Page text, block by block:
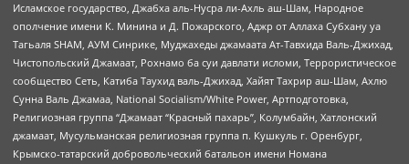
Исламское государство, Джабха аль-Нусра ли-Ахль аш-Шам, Народное
ополчение имени К. Минина и Д. Пожарского, Аджр от Аллаха Субхану уа
Тагьаля SHAM, АУМ Синрике, Муджахеды джамаата Ат-Тавхида Валь-Джихад,
Чистопольский Джамаат, Рохнамо ба суи давлати исломи, Террористическое
сообщество Сеть, Катиба Таухид валь-Джихад, Хайят Тахрир аш-Шам, Ахлю
Сунна Валь Джамаа, National Socialism/White Power, Артподготовка,
Религиозная группа “Джамаат “Красный пахарь”, Колумбайн, Хатлонский
джамаат, Мусульманская религиозная группа п. Кушкуль г. Оренбург,
Крымско-татарский добровольческий батальон имени Номана